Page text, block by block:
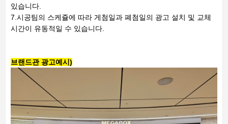
있습니다.
7.시공팀의 스케쥴에 따라 게첨일과 폐첨일의 광고 설치 및 교체
시간이 유동적일 수 있습니다.
브랜드관 광고예시)